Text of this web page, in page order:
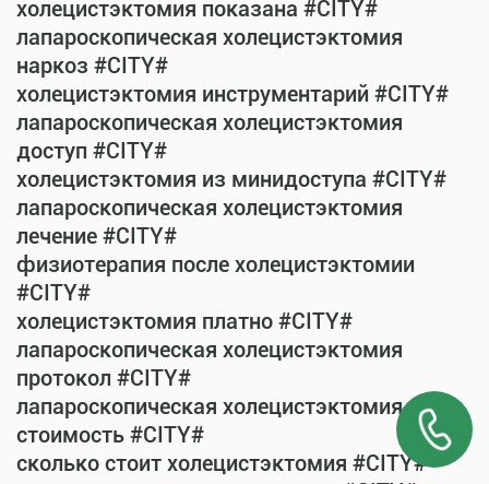
холецистэктомия показана #CITY#
лапароскопическая холецистэктомия
наркоз #CITY#
холецистэктомия инструментарий #CITY#
лапароскопическая холецистэктомия
доступ #CITY#
холецистэктомия из минидоступа #CITY#
лапароскопическая холецистэктомия
лечение #CITY#
физиотерапия после холецистэктомии
#CITY#
холецистэктомия платно #CITY#
лапароскопическая холецистэктомия
протокол #CITY#
лапароскопическая холецистэктомия
стоимость #CITY#
сколько стоит холецистэктомия #CITY#